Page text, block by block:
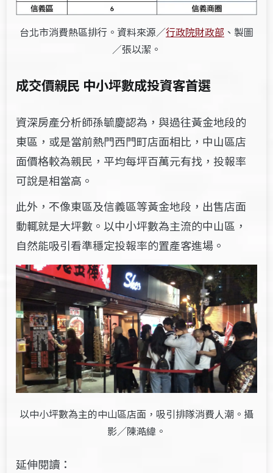
台北市消費熱區排行。資料來源／行政院財政部 、製圖
／張以潔。
成交價親民 中小坪數成投資客首選
資深房產分析師孫毓慶認為，與過往黃金地段的
東區，或是當前熱門西門町店面相比，中山區店
面價格較為親民，平均每坪百萬元有找，投報率
可說是相當高。
此外，不像東區及信義區等黃金地段，出售店面
動輒就是大坪數。以中小坪數為主流的中山區，
自然能吸引看準穩定投報率的置產客進場。
以中小坪數為主的中山區店面，吸引排隊消費人潮。攝
影／陳澔緯。
延伸閱讀：